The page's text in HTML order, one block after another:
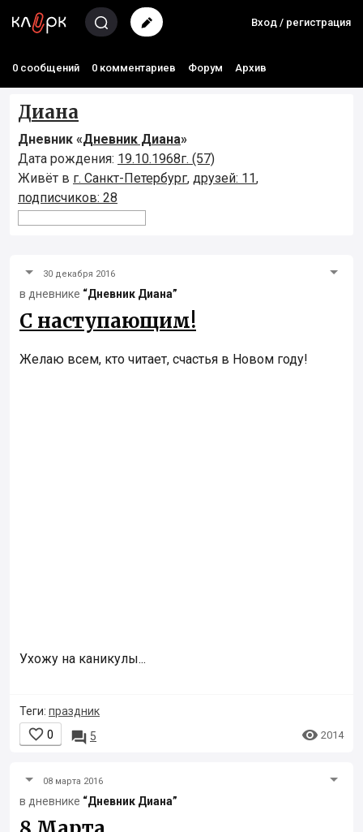
Вход / регистрация
0 сообщений 0 комментариев Форум Архив
Диана
Дневник «Дневник Диана»
Дата рождения: 19.10.1968г. (57)
Живёт в г. Санкт-Петербург, друзей: 11,
подписчиков: 28
30 декабря 2016
в дневнике “Дневник Диана”
С наступающим!
Желаю всем, кто читает, счастья в Новом году!
Ухожу на каникулы...
Теги: праздник
 0  5  2014
08 марта 2016
в дневнике “Дневник Диана”